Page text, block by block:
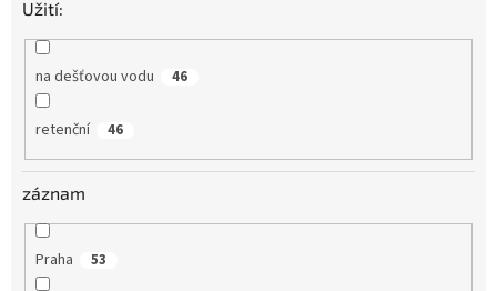
Užití:
na dešťovou vodu 46
retenční 46
záznam
Praha 53